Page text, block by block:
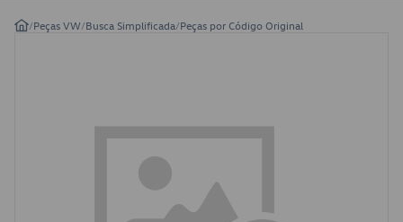
/Peças VW/Busca Simplificada/Peças por Código Original